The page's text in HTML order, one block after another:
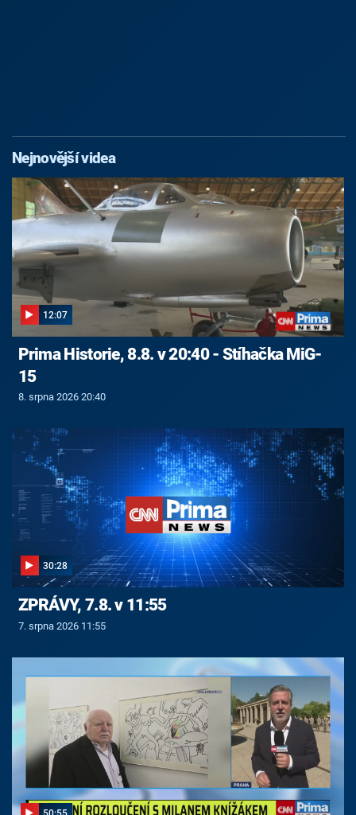
Nejnovější videa
12:07
Prima Historie, 8.8. v 20:40 - Stíhačka MiG-
15
8. srpna 2026 20:40
30:28
ZPRÁVY, 7.8. v 11:55
7. srpna 2026 11:55